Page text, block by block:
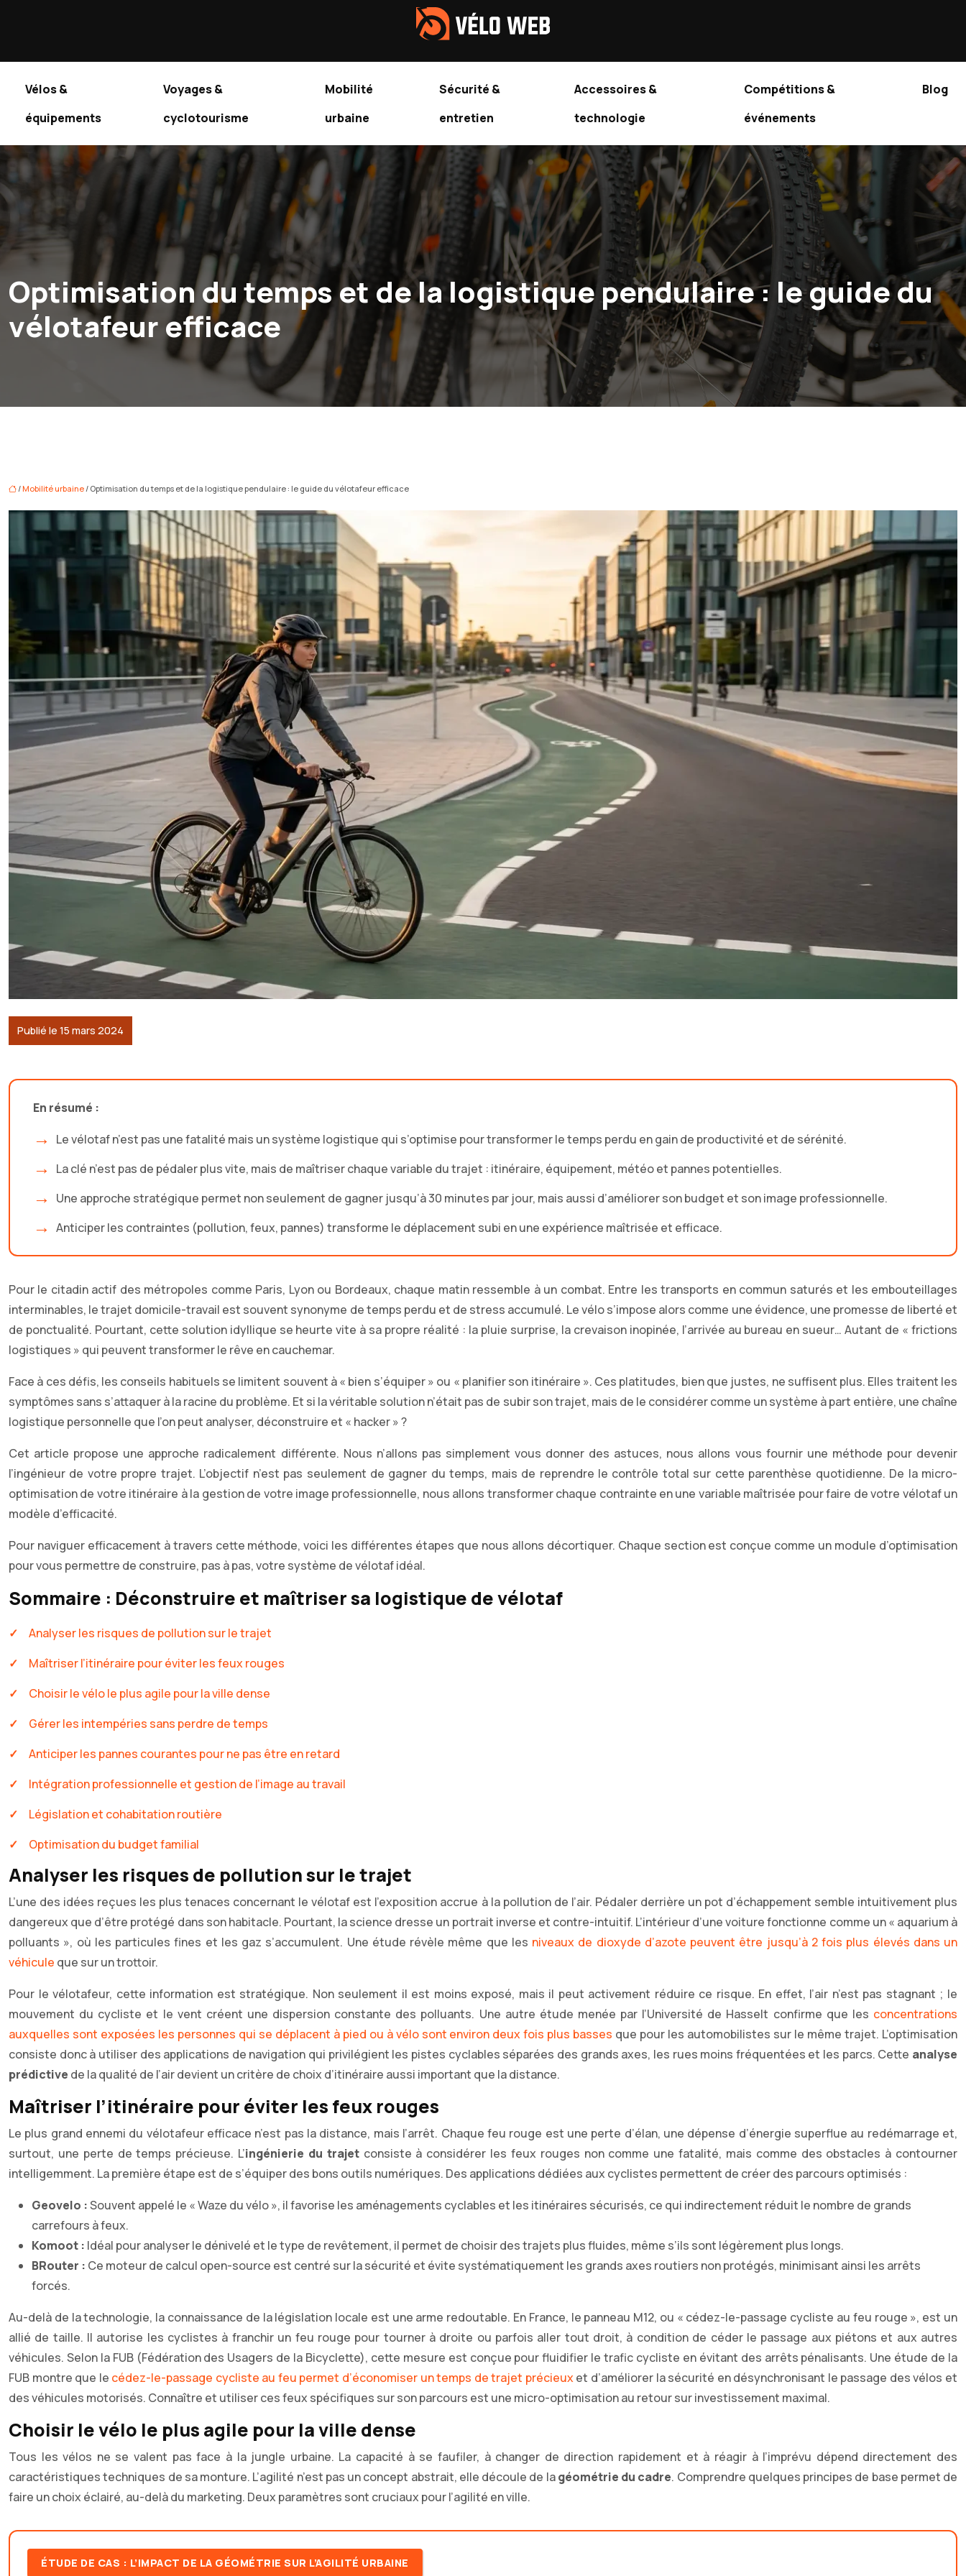
Vélos &
équipements
Voyages &
cyclotourisme
Mobilité
urbaine
Sécurité &
entretien
Accessoires &
technologie
Compétitions &
événements
Blog
Optimisation du temps et de la logistique pendulaire : le guide du
vélotafeur efficace
/Mobilité urbaine/ Optimisation du temps et de la logistique pendulaire : le guide du vélotafeur efficace
Publié le 15 mars 2024
En résumé :
Le vélotaf n’est pas une fatalité mais un système logistique qui s’optimise pour transformer le temps perdu en gain de productivité et de sérénité.
La clé n’est pas de pédaler plus vite, mais de maîtriser chaque variable du trajet : itinéraire, équipement, météo et pannes potentielles.
Une approche stratégique permet non seulement de gagner jusqu’à 30 minutes par jour, mais aussi d’améliorer son budget et son image professionnelle.
Anticiper les contraintes (pollution, feux, pannes) transforme le déplacement subi en une expérience maîtrisée et efficace.
Pour le citadin actif des métropoles comme Paris, Lyon ou Bordeaux, chaque matin ressemble à un combat. Entre les transports en commun saturés et les embouteillages
interminables, le trajet domicile-travail est souvent synonyme de temps perdu et de stress accumulé. Le vélo s’impose alors comme une évidence, une promesse de liberté et
de ponctualité. Pourtant, cette solution idyllique se heurte vite à sa propre réalité : la pluie surprise, la crevaison inopinée, l’arrivée au bureau en sueur… Autant de « frictions
logistiques » qui peuvent transformer le rêve en cauchemar.
Face à ces défis, les conseils habituels se limitent souvent à « bien s’équiper » ou « planifier son itinéraire ». Ces platitudes, bien que justes, ne suffisent plus. Elles traitent les
symptômes sans s’attaquer à la racine du problème. Et si la véritable solution n’était pas de subir son trajet, mais de le considérer comme un système à part entière, une chaîne
logistique personnelle que l’on peut analyser, déconstruire et « hacker » ?
Cet article propose une approche radicalement différente. Nous n’allons pas simplement vous donner des astuces, nous allons vous fournir une méthode pour devenir
l’ingénieur de votre propre trajet. L’objectif n’est pas seulement de gagner du temps, mais de reprendre le contrôle total sur cette parenthèse quotidienne. De la micro-
optimisation de votre itinéraire à la gestion de votre image professionnelle, nous allons transformer chaque contrainte en une variable maîtrisée pour faire de votre vélotaf un
modèle d’efficacité.
Pour naviguer efficacement à travers cette méthode, voici les différentes étapes que nous allons décortiquer. Chaque section est conçue comme un module d’optimisation
pour vous permettre de construire, pas à pas, votre système de vélotaf idéal.
Sommaire : Déconstruire et maîtriser sa logistique de vélotaf
Analyser les risques de pollution sur le trajet
Maîtriser l’itinéraire pour éviter les feux rouges
Choisir le vélo le plus agile pour la ville dense
Gérer les intempéries sans perdre de temps
Anticiper les pannes courantes pour ne pas être en retard
Intégration professionnelle et gestion de l’image au travail
Législation et cohabitation routière
Optimisation du budget familial
Analyser les risques de pollution sur le trajet
L’une des idées reçues les plus tenaces concernant le vélotaf est l’exposition accrue à la pollution de l’air. Pédaler derrière un pot d’échappement semble intuitivement plus
dangereux que d’être protégé dans son habitacle. Pourtant, la science dresse un portrait inverse et contre-intuitif. L’intérieur d’une voiture fonctionne comme un « aquarium à
polluants », où les particules fines et les gaz s’accumulent. Une étude révèle même que les niveaux de dioxyde d’azote peuvent être jusqu’à 2 fois plus élevés dans un
véhicule que sur un trottoir.
Pour le vélotafeur, cette information est stratégique. Non seulement il est moins exposé, mais il peut activement réduire ce risque. En effet, l’air n’est pas stagnant ; le
mouvement du cycliste et le vent créent une dispersion constante des polluants. Une autre étude menée par l’Université de Hasselt confirme que les concentrations
auxquelles sont exposées les personnes qui se déplacent à pied ou à vélo sont environ deux fois plus basses que pour les automobilistes sur le même trajet. L’optimisation
consiste donc à utiliser des applications de navigation qui privilégient les pistes cyclables séparées des grands axes, les rues moins fréquentées et les parcs. Cette analyse
prédictive de la qualité de l’air devient un critère de choix d’itinéraire aussi important que la distance.
Maîtriser l’itinéraire pour éviter les feux rouges
Le plus grand ennemi du vélotafeur efficace n’est pas la distance, mais l’arrêt. Chaque feu rouge est une perte d’élan, une dépense d’énergie superflue au redémarrage et,
surtout, une perte de temps précieuse. L’ingénierie du trajetconsiste à considérer les feux rouges non comme une fatalité, mais comme des obstacles à contourner
intelligemment. La première étape est de s’équiper des bons outils numériques. Des applications dédiées aux cyclistes permettent de créer des parcours optimisés :
Geovelo :Souvent appelé le « Waze du vélo », il favorise les aménagements cyclables et les itinéraires sécurisés, ce qui indirectement réduit le nombre de grands
carrefours à feux.
Komoot : Idéal pour analyser le dénivelé et le type de revêtement, il permet de choisir des trajets plus fluides, même s’ils sont légèrement plus longs.
BRouter : Ce moteur de calcul open-source est centré sur la sécurité et évite systématiquement les grands axes routiers non protégés, minimisant ainsi les arrêts
forcés.
Au-delà de la technologie, la connaissance de la législation locale est une arme redoutable. En France, le panneau M12, ou « cédez-le-passage cycliste au feu rouge », est un
allié de taille. Il autorise les cyclistes à franchir un feu rouge pour tourner à droite ou parfois aller tout droit, à condition de céder le passage aux piétons et aux autres
véhicules. Selon la FUB (Fédération des Usagers de la Bicyclette), cette mesure est conçue pour fluidifier le trafic cycliste en évitant des arrêts pénalisants. Une étude de la
FUB montre que le cédez-le-passage cycliste au feu permet d’économiser un temps de trajet précieuxet d’améliorer la sécurité en désynchronisant le passage des vélos et
des véhicules motorisés. Connaître et utiliser ces feux spécifiques sur son parcours est une micro-optimisation au retour sur investissement maximal.
Choisir le vélo le plus agile pour la ville dense
Tous les vélos ne se valent pas face à la jungle urbaine. La capacité à se faufiler, à changer de direction rapidement et à réagir à l’imprévu dépend directement des
caractéristiques techniques de sa monture. L’agilité n’est pas un concept abstrait, elle découle de lagéométrie du cadre. Comprendre quelques principes de base permet de
faire un choix éclairé, au-delà du marketing. Deux paramètres sont cruciaux pour l’agilité en ville.
ÉTUDE DE CAS : L’IMPACT DE LA GÉOMÉTRIE SUR L’AGILITÉ URBAINE